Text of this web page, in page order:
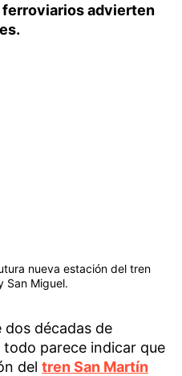
advierten
nueva estación del tren
San Miguel.
dos décadas de
parece indicar que
del tren San Martín